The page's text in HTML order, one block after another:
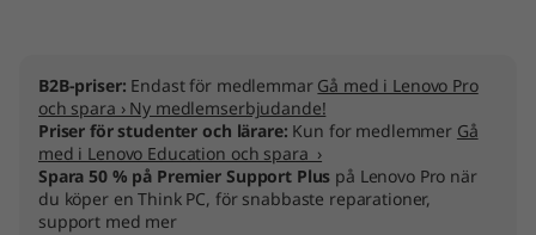
B2B-priser: Endast för medlemmar Gå med i Lenovo Pro
och spara › Ny medlemserbjudande!
Priser för studenter och lärare: Kun for medlemmer Gå
med i Lenovo Education och spara ›
Spara 50 % på Premier Support Plus på Lenovo Pro när
du köper en Think PC, för snabbaste reparationer,
support med mer